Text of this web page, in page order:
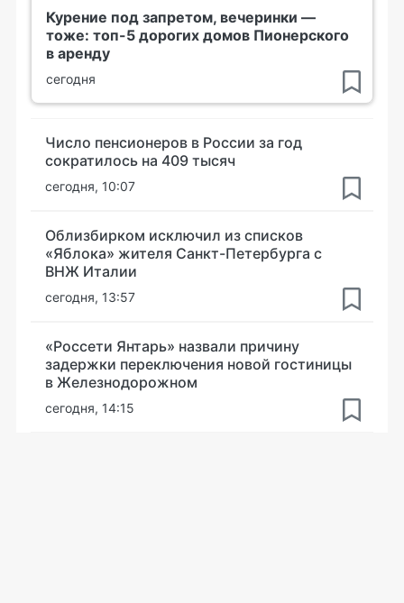
Курение под запретом, вечеринки —
тоже: топ-5 дорогих домов Пионерского
в аренду
сегодня
Число пенсионеров в России за год
сократилось на 409 тысяч
сегодня, 10:07
Облизбирком исключил из списков
«Яблока» жителя Санкт-Петербурга с
ВНЖ Италии
сегодня, 13:57
«Россети Янтарь» назвали причину
задержки переключения новой гостиницы
в Железнодорожном
сегодня, 14:15